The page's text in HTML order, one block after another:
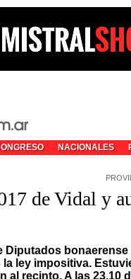
NACIONALES
de Vidal y
Diputados
ley impositiva.
recinto. A las 23.10